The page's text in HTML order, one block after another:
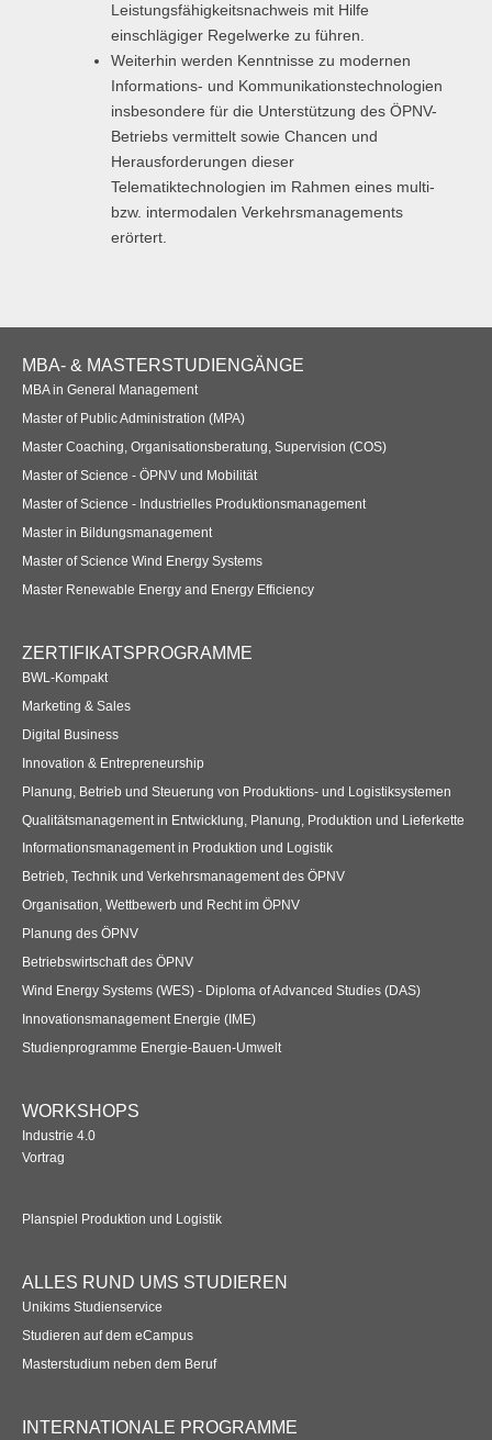
Leistungsfähigkeitsnachweis mit Hilfe
einschlägiger Regelwerke zu führen.
Weiterhin werden Kenntnisse zu modernen
Informations- und Kommunikationstechnologien
insbesondere für die Unterstützung des ÖPNV-
Betriebs vermittelt sowie Chancen und
Herausforderungen dieser
Telematiktechnologien im Rahmen eines multi-
bzw. intermodalen Verkehrsmanagements
erörtert.
Footer
Navigation
MBA- & MASTERSTUDIENGÄNGE
MBA in General Management
Master of Public Administration (MPA)
Master Coaching, Organisationsberatung, Supervision (COS)
Master of Science - ÖPNV und Mobilität
Master of Science - Industrielles Produktionsmanagement
Master in Bildungsmanagement
Master of Science Wind Energy Systems
Master Renewable Energy and Energy Efficiency
ZERTIFIKATSPROGRAMME
BWL-Kompakt
Marketing & Sales
Digital Business
Innovation & Entrepreneurship
Planung, Betrieb und Steuerung von Produktions- und Logistiksystemen
Qualitätsmanagement in Entwicklung, Planung, Produktion und Lieferkette
Informationsmanagement in Produktion und Logistik
Betrieb, Technik und Verkehrsmanagement des ÖPNV
Organisation, Wettbewerb und Recht im ÖPNV
Planung des ÖPNV
Betriebswirtschaft des ÖPNV
Wind Energy Systems (WES) - Diploma of Advanced Studies (DAS)
Innovationsmanagement Energie (IME)
Studienprogramme Energie-Bauen-Umwelt
WORKSHOPS
Industrie 4.0
Vortrag
Planspiel Produktion und Logistik
ALLES RUND UMS STUDIEREN
Unikims Studienservice
Studieren auf dem eCampus
Masterstudium neben dem Beruf
INTERNATIONALE PROGRAMME